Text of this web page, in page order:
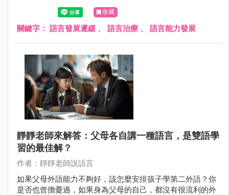
治療師沒有特別告訴你的。
收藏
關鍵字： 語言發展遲緩 、 語言治療 、 語言能力發展
靜靜老師來解答：父母各自講一種語言，是雙語學
習的最佳解？
作者：靜靜老師說語言
如果父母外語能力不夠好，該怎麼安排孩子學第二外語？你
是否也曾擔憂過，如果身為父母的自己，都沒有很流利的外